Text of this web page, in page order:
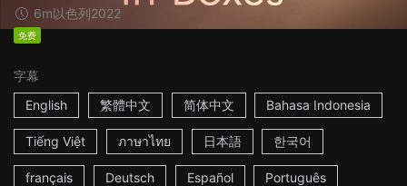
6m以色列2022
免费
字幕
English
繁體中文 简体中文 Bahasa Indonesia
Tiếng Việt ภาษาไทย 日本語 한국어
français Deutsch Español Português